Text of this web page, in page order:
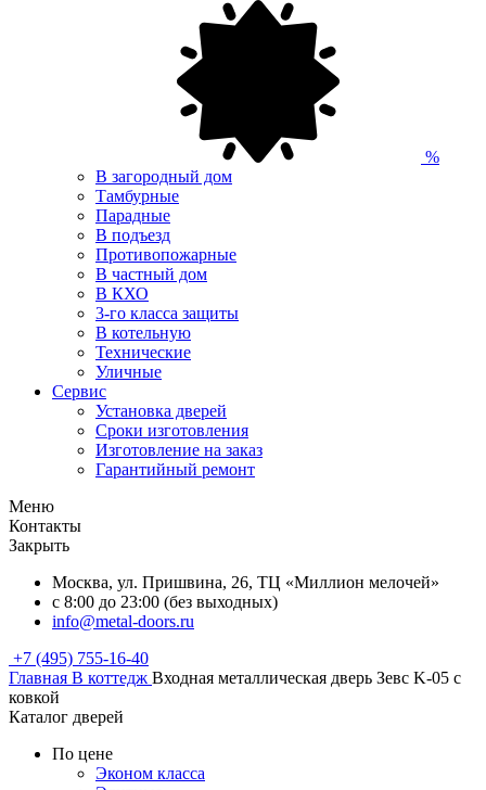
%
В загородный дом
Тамбурные
Парадные
В подъезд
Противопожарные
В частный дом
В КХО
3-го класса защиты
В котельную
Технические
Уличные
Сервис
Установка дверей
Сроки изготовления
Изготовление на заказ
Гарантийный ремонт
Меню
Контакты
Закрыть
Москва, ул. Пришвина, 26, ТЦ «Миллион мелочей»
с 8:00 до 23:00 (без выходных)
info@metal-doors.ru
+7 (495) 755-16-40
Главная В коттедж Входная металлическая дверь Зевс K-05 с
ковкой
Каталог дверей
По цене
Эконом класса